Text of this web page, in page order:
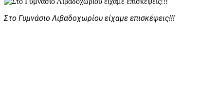
Στο Γυμνάσιο Λιβαδοχωρίου είχαμε επισκέψεις!!!